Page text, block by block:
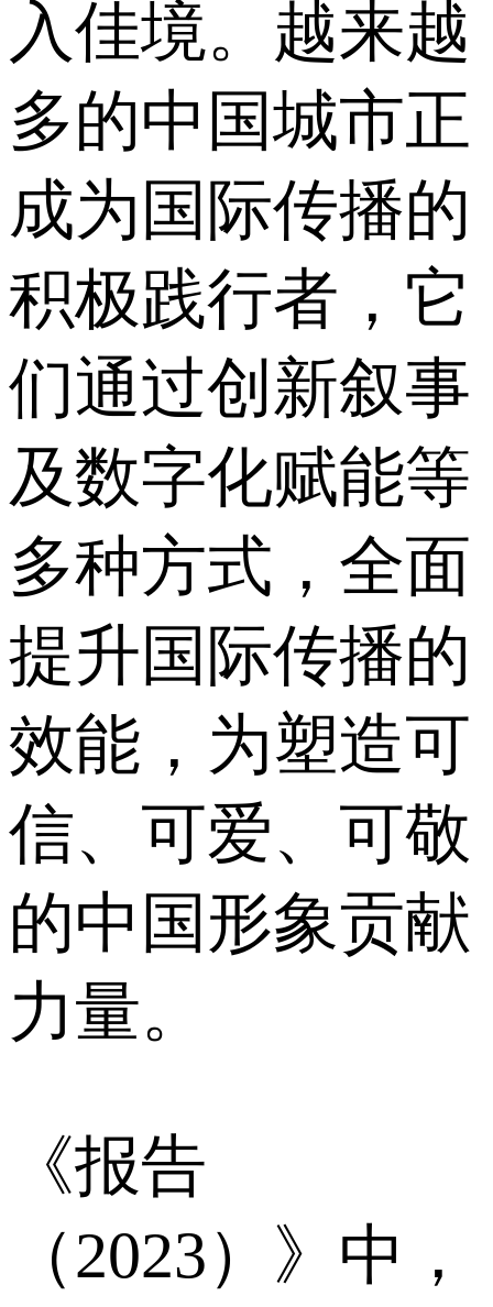
入佳境。越来越
多的中国城市正
成为国际传播的
积极践行者，它
们通过创新叙事
及数字化赋能等
多种方式，全面
提升国际传播的
效能，为塑造可
信、可爱、可敬
的中国形象贡献
力量。
《报告
（2023）》中，